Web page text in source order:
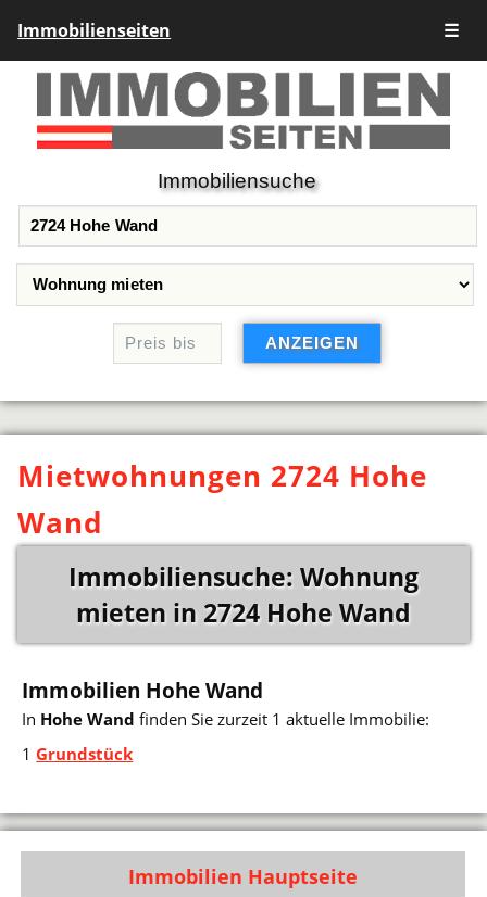
Immobilienseiten ☰
Immobiliensuche
Mietwohnungen 2724 Hohe
Wand
Immobiliensuche: Wohnung
mieten in 2724 Hohe Wand
Immobilien Hohe Wand
In Hohe Wand finden Sie zurzeit 1 aktuelle Immobilie:
1Grundstück
Immobilien Hauptseite